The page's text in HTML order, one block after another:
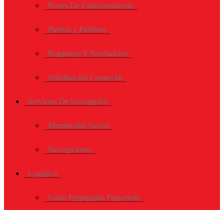
Postes De Estacionamiento
Puertas y Portónes
Regatones Y Niveladores
Señalización Comercial
Servicios De Suscripción
Membresías Socios
Suscripciones
Logística
Guías Prepagadas Paquetería